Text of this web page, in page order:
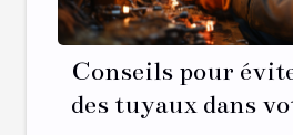
Conseils pour
des tuyaux dans